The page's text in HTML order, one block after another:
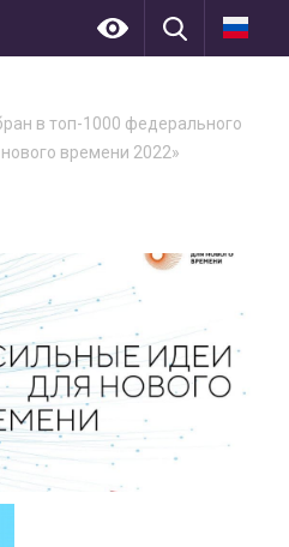
в топ-1000 федерального
времени 2022»